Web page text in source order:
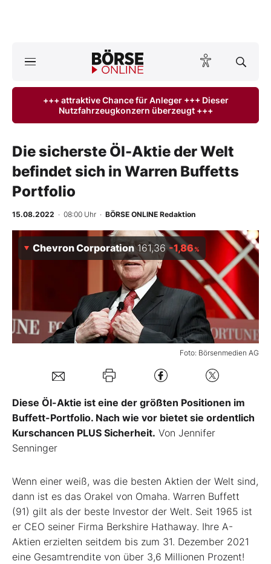
Anlageprodukte
Finanz-Check
Abo & Shop
Experten
Mein B:O
Mein Konto
Folgen Sie uns
+++ attraktive Chance für Anleger +++ Dieser
Nutzfahrzeugkonzern überzeugt +++
Die sicherste Öl-Aktie der Welt
befindet sich in Warren Buffetts
Portfolio
15.08.2022 · 08:00 Uhr · BÖRSE ONLINE Redaktion
Foto: Börsenmedien AG
Chevron Corporation 161,36 -1,86%
Diese Öl-Aktie ist eine der größten Positionen im
Buffett-Portfolio. Nach wie vor bietet sie ordentlich
Kurschancen PLUS Sicherheit. Von Jennifer
Senninger
Wenn einer weiß, was die besten Aktien der Welt sind,
dann ist es das Orakel von Omaha. Warren Buffett
(91) gilt als der beste Investor der Welt. Seit 1965 ist
er CEO seiner Firma Berkshire Hathaway. Ihre A-
Aktien erzielten seitdem bis zum 31. Dezember 2021
eine Gesamtrendite von über 3,6 Millionen Prozent!